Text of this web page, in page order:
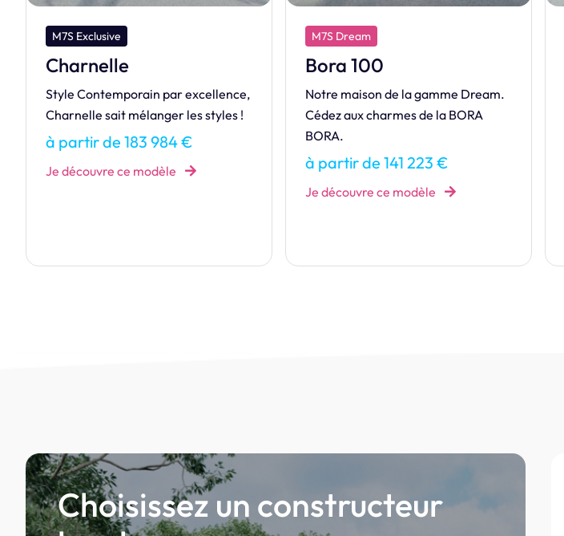
M7S Dream
Bora 100
Notre maison de la gamme Dream.
Cédez aux charmes de la BORA
BORA.
à partir de 141 223 €
M7S Exclusive
Divine
Une maison répondant aux besoins
du quotidien, véritable maitre mot
de votre maison Divine.
à partir de 150 004 €
Je découvre ce modèle
Choisissez un constructeur